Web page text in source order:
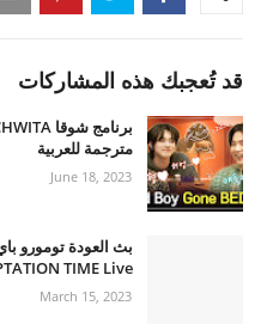
قد تُعجبك هذه المشاركات
مترجمة للعربية
June 18, 2023
TIME Live
March 15, 2023